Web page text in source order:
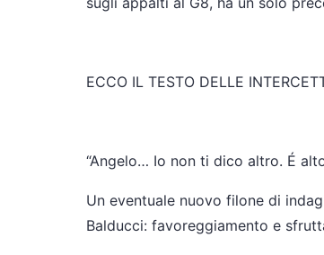
ECCO IL TESTO DELLE
“Angelo… Io non ti dico altro. É
Un eventuale nuovo filone di
Balducci: favoreggiamento e